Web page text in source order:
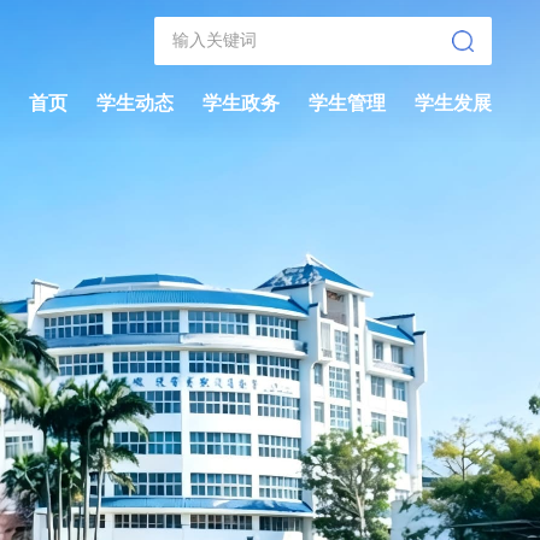
首页 学生动态 学生政务 学生管理 学生发展